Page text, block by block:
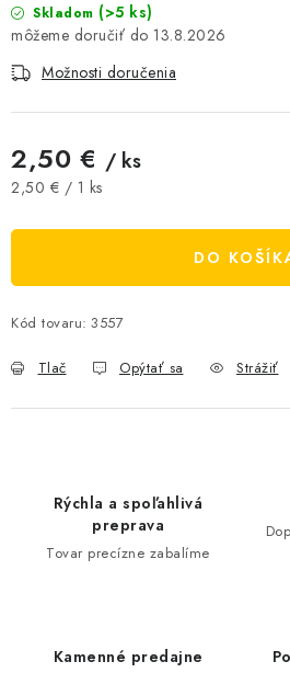
Kamenná predajňa Náš príbeh
Kontakty
Doprava a platba
Vrátenie tovaru, výmena a reklamácie
Skladom (>5 ks)
13.8.2026
Možnosti doručenia
2,50 € / ks
Jednotková cena:
2,50 € / 1 ks
DO
Kód tovaru: 3557
Tlač Opýtať sa Strážiť
Rýchla a spoľahlivá
preprava
Tovar precízne zabalíme
Kamenné predajne